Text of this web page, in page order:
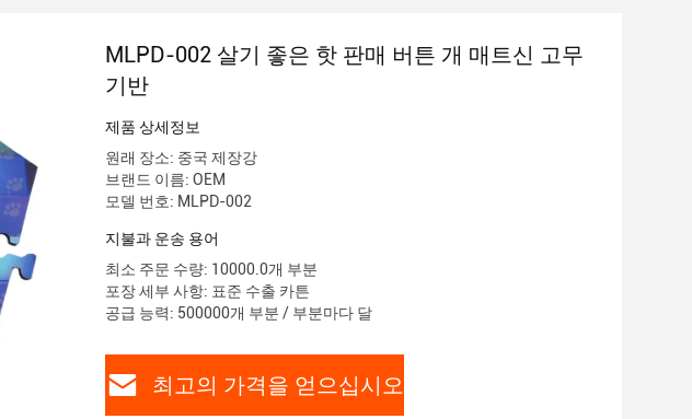
MLPD-002 살기 좋은 핫 판매 버튼 개 매트신 고무
기반
제품 상세정보
원래 장소: 중국 제장강
브랜드 이름: OEM
모델 번호: MLPD-002
지불과 운송 용어
최소 주문 수량: 10000.0개 부분
포장 세부 사항: 표준 수출 카튼
공급 능력: 500000개 부분 / 부분마다 달
최고의 가격을 얻으십시오